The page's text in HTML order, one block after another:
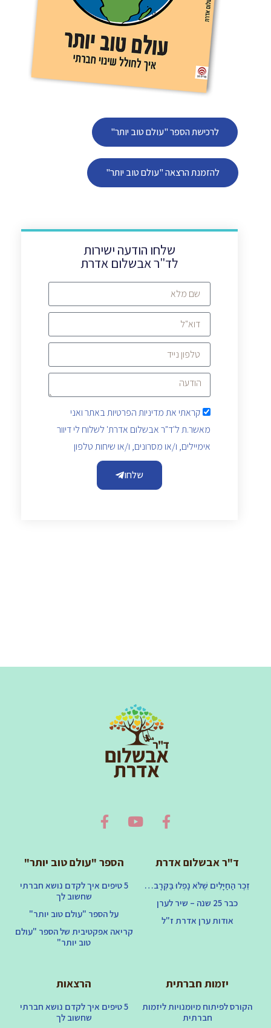
לרכישת הספר "עולם טוב יותר"
להזמנת הרצאה "עולם טוב יותר"
שלחו הודעה ישירות
לד"ר אבשלום אדרת
קראתי אתמדיניות הפרטיותבאתר ואני
מאשר.ת ל'ד"ר אבשלום אדרת' לשלוח לי דיוור
אימיילים, ו/או מסרונים, ו/או שיחות טלפון
שלחו
ד"ר אבשלום אדרת
זֵכֶר הַחַיָּלִים שֶׁלֹּא נָפְלוּ בַּקְּרָב…
כבר 25 שנה – שיר לערן
אודות ערן אדרת ז"ל
הספר "עולם טוב יותר"
5 טיפים איך לקדם נושא חברתי
שחשוב לך
על הספר "עולם טוב יותר"
קריאה אפקטיבית של הספר "עולם
טוב יותר"
יזמות חברתית
הקורס לפיתוח מיומנויות ליזמות
חברתית
הרצאות
5 טיפים איך לקדם נושא חברתי
שחשוב לך